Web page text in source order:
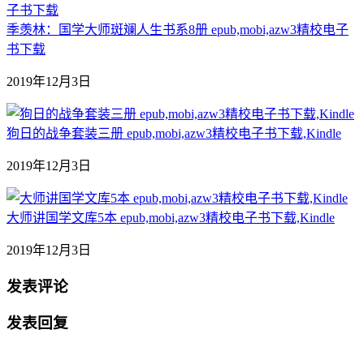
季羡林：国学大师斑斓人生书系8册 epub,mobi,azw3精校电子
书下载
2019年12月3日
狗日的战争套装三册 epub,mobi,azw3精校电子书下载,Kindle
2019年12月3日
大师讲国学文库5本 epub,mobi,azw3精校电子书下载,Kindle
2019年12月3日
发表评论
发表回复